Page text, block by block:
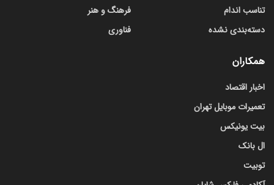
تناسب اندام
دسته‌بندی نشده
فرهنگ و هنر
فناوری
همکاران
اخبار اقتصاد
تعمیرات موبایل تهران
بیت یونیکس
ال بانک
توبیت